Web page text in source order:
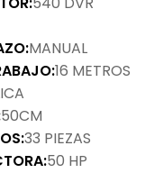
MANUAL
16 METROS
50CM
33 PIEZAS
50 HP